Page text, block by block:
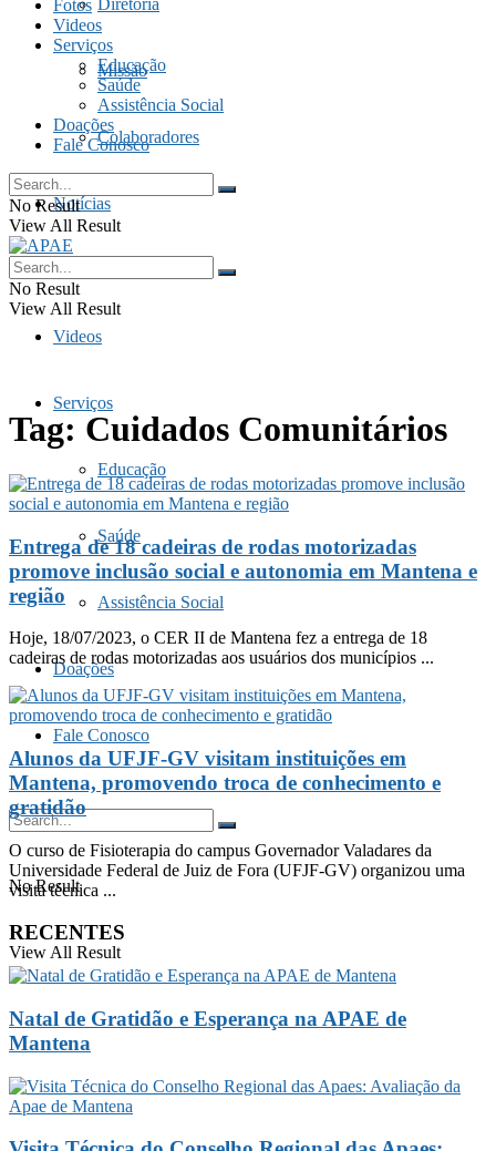
Diretoria
Missão
Colaboradores
Notícias
Fotos
Videos
Serviços
Educação
Saúde
Assistência Social
Doações
Fale Conosco
No Result
View All Result
Fotos
Videos
Serviços
Educação
Saúde
Assistência Social
Doações
Fale Conosco
No Result
View All Result
No Result
View All Result
Tag: Cuidados Comunitários
Entrega de 18 cadeiras de rodas motorizadas
promove inclusão social e autonomia em Mantena e
região
Hoje, 18/07/2023, o CER II de Mantena fez a entrega de 18
cadeiras de rodas motorizadas aos usuários dos municípios ...
Alunos da UFJF-GV visitam instituições em
Mantena, promovendo troca de conhecimento e
gratidão
O curso de Fisioterapia do campus Governador Valadares da
Universidade Federal de Juiz de Fora (UFJF-GV) organizou uma
visita técnica ...
RECENTES
Natal de Gratidão e Esperança na APAE de
Mantena